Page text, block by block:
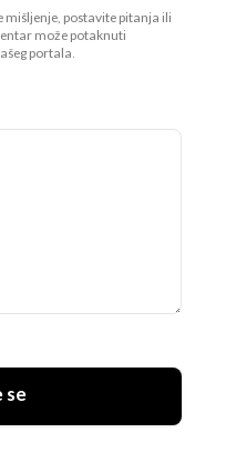
mišljenje, postavite pitanja ili
može potaknuti
portala.
se